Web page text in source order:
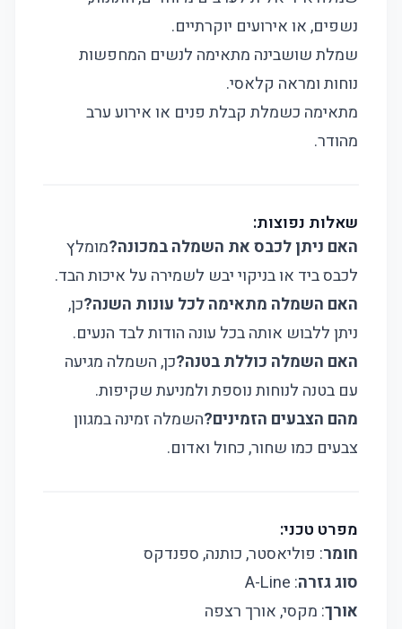
נשפים, או אירועים יוקרתיים.
שמלת שושבינה מתאימה לנשים המחפשות
נוחות ומראה קלאסי.
מתאימה כשמלת קבלת פנים או אירוע ערב
מהודר.
שאלות נפוצות:
האם ניתן לכבס את השמלה במכונה?מומלץ
לכבס ביד או בניקוי יבש לשמירה על איכות הבד.
האם השמלה מתאימה לכל עונות השנה?כן,
ניתן ללבוש אותה בכל עונה הודות לבד הנעים.
האם השמלה כוללת בטנה?כן, השמלה מגיעה
עם בטנה לנוחות נוספת ולמניעת שקיפות.
מהם הצבעים הזמינים?השמלה זמינה במגוון
צבעים כמו שחור, כחול ואדום.
מפרט טכני:
חומר: פוליאסטר, כותנה, ספנדקס
סוג גזרה: A-Line
אורך: מקסי, אורך רצפה